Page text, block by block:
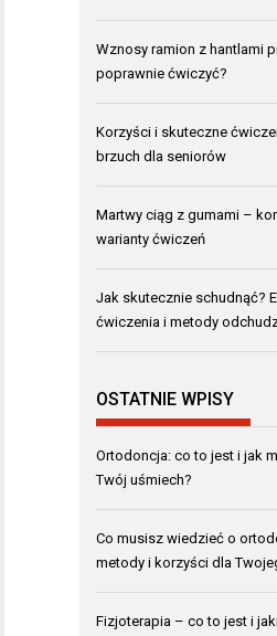
Wznosy ramion z hantlami
poprawnie ćwiczyć?
Korzyści i skuteczne
brzuch dla seniorów
Martwy ciąg z gumami –
warianty ćwiczeń
Jak skutecznie schudnąć?
ćwiczenia i metody
OSTATNIE WPISY
Ortodoncja: co to jest i jak
Twój uśmiech?
Co musisz wiedzieć o
metody i korzyści dla
Fizjoterapia – co to jest i